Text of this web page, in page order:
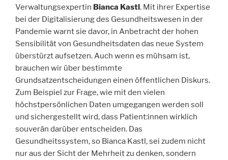
Verwaltungsexpertin Bianca Kastl. Mit ihrer Expertise
bei der Digitalisierung des Gesundheitswesen in der
Pandemie warnt sie davor, in Anbetracht der hohen
Sensibilität von Gesundheitsdaten das neue System
überstürzt aufsetzen. Auch wenn es mühsam ist,
brauchen wir über bestimmte
Grundsatzentscheidungen einen öffentlichen Diskurs.
Zum Beispiel zur Frage, wie mit den vielen
höchstpersönlichen Daten umgegangen werden soll
und sichergestellt wird, dass Patient:innen wirklich
souverän darüber entscheiden. Das
Gesundheitssystem, so Bianca Kastl, sei zudem nicht
nur aus der Sicht der Mehrheit zu denken, sondern